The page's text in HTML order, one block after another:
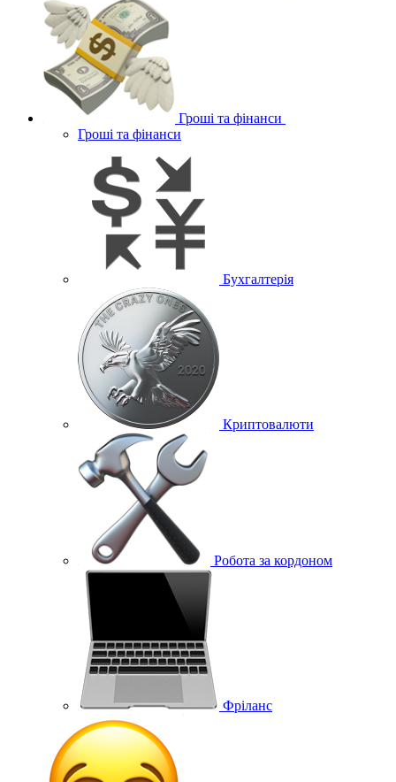
Гроші та фінанси
Гроші та фінанси
Бухгалтерія
Криптовалюти
Робота за кордоном
Фріланс